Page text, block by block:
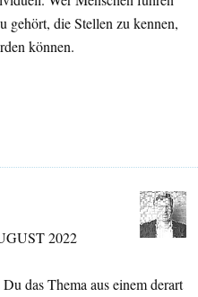
gehört, die Stellen zu kennen,
können.
2022
das Thema aus einem derart